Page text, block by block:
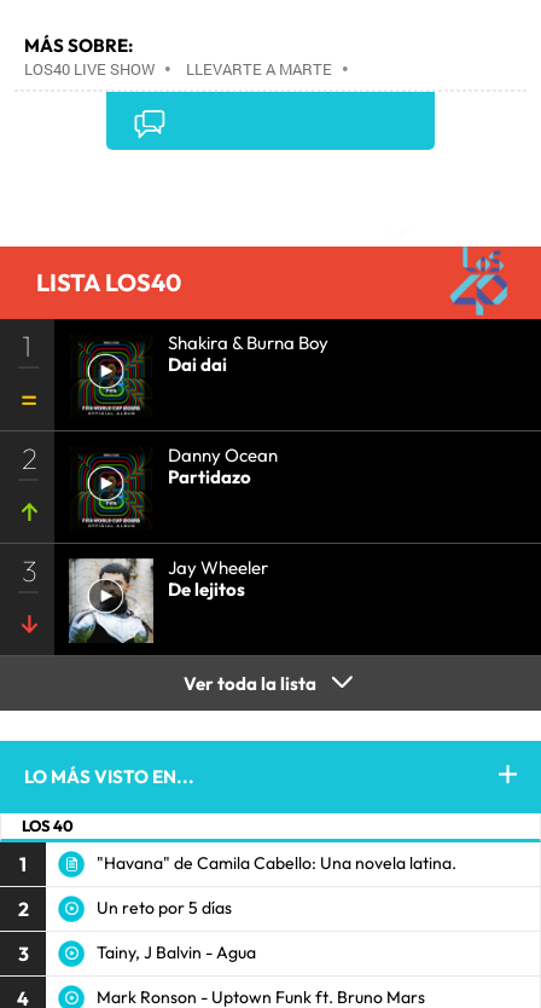
MÁS SOBRE:
LOS40 LIVE SHOW • LLEVARTE A MARTE •
CONCIERTOS•LOS40•GRUPOS MÚSICA•
EVENTOS MUSICALES
•RADIO•AGENDA•PRISA MEDIA•
COMUNICACIÓN•COMUNICACIÓN•
LISTA LOS40
1
Shakira & Burna Boy
Dai dai
2
Danny Ocean
Partidazo
3
Jay Wheeler
De lejitos
Ver toda la lista
LO MÁS VISTO EN...
LOS 40
1 "Havana" de Camila Cabello: Una novela latina.
2 Un reto por 5 días
3 Tainy, J Balvin - Agua
4 Mark Ronson - Uptown Funk ft. Bruno Mars